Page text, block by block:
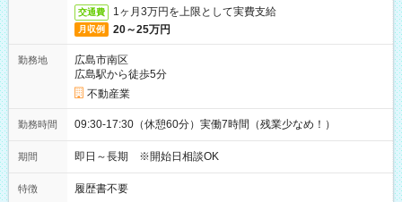
交通費 1ヶ月3万円を上限として実費支給
月収例 20～25万円
勤務地
広島市南区
広島駅から徒歩5分
不動産業
勤務時間 09:30-17:30（休憩60分）実働7時間（残業少なめ！）
期間 即日～長期 ※開始日相談OK
特徴 履歴書不要